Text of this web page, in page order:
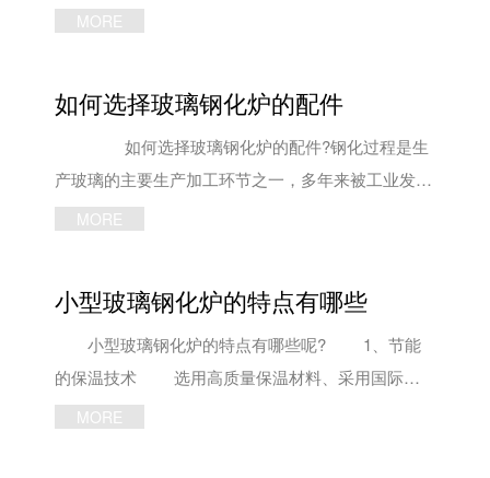
动采用交流变频技术，电机驱动的往复驱动速度可
合及风量电动平衡，主风阀自动通断。 如果您
想要了解玻璃钢化炉价格，可以随时联系洛阳申诚玻
璃技术有限公司，我们将竭诚为您服务。 文章内容
来源于申诚玻璃钢化炉厂家：
大家说说吧! 据了解，加热功率指的是小型玻璃
主要靠辐射而下部靠传导和辐射来进行加热，当玻璃
进入小型玻璃钢化炉后的初始阶段，玻璃下表面由于
受热会先卷曲，随温度逐渐辐射至玻璃上表面，玻璃
就会逐渐平展。 如果在几十秒内玻璃卷曲的太
玻璃钢化炉的下部温度设定的比上部低以外，还要把
下部的功率降低，让陶瓷棍的表面温度降低，使玻璃
在这个阶段卷曲的少一点。 小型玻璃钢化炉等
设备的操作十分精密，有一定的技术性，所以玻璃加
MORE
如何选择玻璃钢化炉的配件
如何选择玻璃钢化炉的配件?钢化过程是生
产玻璃的主要生产加工环节之一，多年来被工业发展
普遍使用。但是一整个钢化炉是由众多的配件整合在
和取片段四大部分，以及高压离心风机、供风管道、
集风箱、气路、电气控制柜、操作台等组成。
放片段主要是由钢质胶面辊道，升降台，边辊系统，
辊道直径4部分组成。玻璃钢化炉的加热段主要是由
MORE
小型玻璃钢化炉的特点有哪些
小型玻璃钢化炉的特点有哪些呢? 1、节能
的保温技术 选用高质量保温材料、采用国际先
进锚固安装工艺，不仅较大限度的降低了炉内金属固
MORE